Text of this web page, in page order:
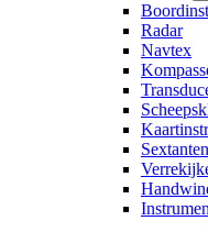
Radar
Navtex
Sextanten